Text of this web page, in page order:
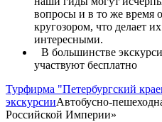
вопросы и в то же время
кругозором, что делает
интересными.
В большинстве
участвуют бесплатно
Турфирма "Петербургский
экскурсииАвтобусно-
Российской Империи»